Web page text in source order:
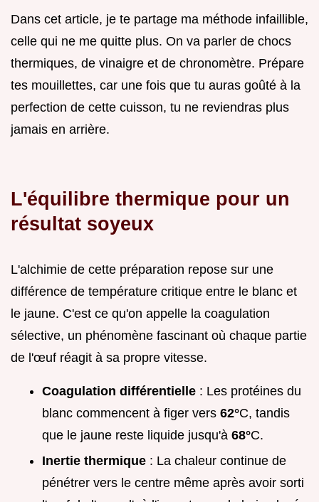
Dans cet article, je te partage ma méthode infaillible,
celle qui ne me quitte plus. On va parler de chocs
thermiques, de vinaigre et de chronomètre. Prépare
tes mouillettes, car une fois que tu auras goûté à la
perfection de cette cuisson, tu ne reviendras plus
jamais en arrière.
L'équilibre thermique pour un
résultat soyeux
L'alchimie de cette préparation repose sur une
différence de température critique entre le blanc et
le jaune. C'est ce qu'on appelle la coagulation
sélective, un phénomène fascinant où chaque partie
de l'œuf réagit à sa propre vitesse.
Coagulation différentielle : Les protéines du
blanc commencent à figer vers 62°C, tandis
que le jaune reste liquide jusqu'à 68°C.
Inertie thermique : La chaleur continue de
pénétrer vers le centre même après avoir sorti